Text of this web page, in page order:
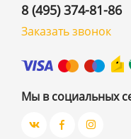
8 (495) 374-81-86
Заказать звонок
Мы в социальных